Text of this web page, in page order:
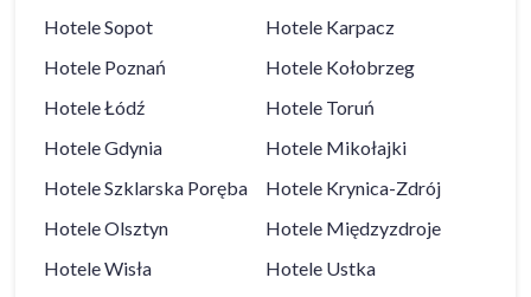
HoteleSopot Hotele Karpacz
Hotele Poznań Hotele Kołobrzeg
HoteleŁódź Hotele Toruń
HoteleGdynia Hotele Mikołajki
HoteleSzklarska Poręba Hotele Krynica-Zdrój
HoteleOlsztyn Hotele Międzyzdroje
HoteleWisła Hotele Ustka